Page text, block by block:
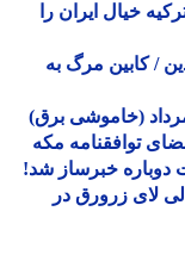
خیال ایران را
کابین مرگ به
مکه
خبرساز شد!
زرورق در